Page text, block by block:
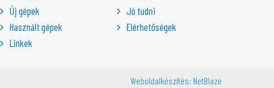
Új gépek
Használt gépek
Linkek
Jó tudni
Elérhetőségek
Weboldalkészítés: NetBlaze